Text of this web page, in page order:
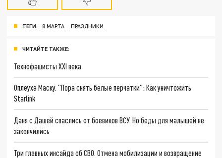
ТЕГИ: 8 МАРТА ПРАЗДНИКИ
ЧИТАЙТЕ ТАКЖЕ:
Технофашисты XXI века
Оплеуха Маску. "Пора снять белые перчатки": Как уничтожить
Starlink
Даня с Дашей спаслись от боевиков ВСУ. Но беды для малышей не
закончились
Три главных инсайда об СВО. Отмена мобилизации и возвращение